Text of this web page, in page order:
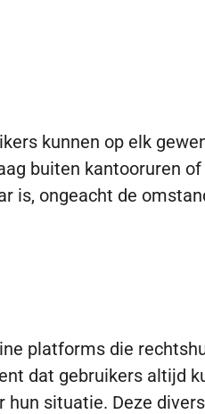
kunnen op elk
buiten kantooruren
is, ongeacht de
platforms die
dat gebruikers altijd
hun situatie. Deze